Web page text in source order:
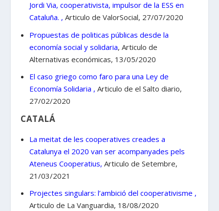
Jordi Via, cooperativista, impulsor de la ESS en
Cataluña. , Articulo de ValorSocial, 27/07/2020
Propuestas de politicas públicas desde la
economía social y solidaria, Articulo de
Alternativas económicas, 13/05/2020
El caso griego como faro para una Ley de
Economía Solidaria , Articulo de el Salto diario,
27/02/2020
CATALÁ
La meitat de les cooperatives creades a
Catalunya el 2020 van ser acompanyades pels
Ateneus Cooperatius, Articulo de Setembre,
21/03/2021
Projectes singulars: l’ambició del cooperativisme ,
Articulo de La Vanguardia, 18/08/2020